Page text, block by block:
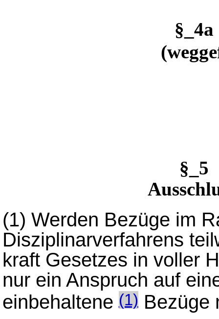
(1) Werden Bezüge im
Disziplinarverfahrens
kraft Gesetzes in voller
nur ein Anspruch auf
einbehaltene(1)Bezüge